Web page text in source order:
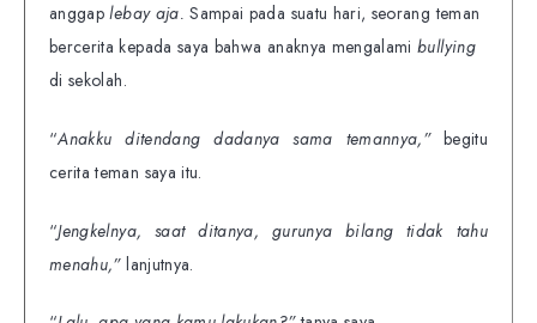
anggaplebay aja.Sampai pada suatu hari, seorang teman
bercerita kepada saya bahwa anaknya mengalamibullying
di sekolah.
“Anakku ditendang dadanya sama temannya,”begitu
cerita teman saya itu.
“Jengkelnya, saat ditanya, gurunya bilang tidak tahu
menahu,”lanjutnya.